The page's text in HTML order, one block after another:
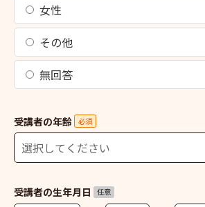
女性
その他
無回答
受講者の年齢 必須
受講者の生年月日 任意